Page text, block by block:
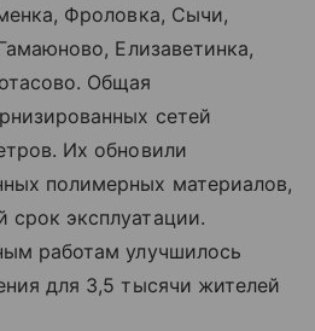
Фроловка, Сычи,
Елизаветинка,
Общая
сетей
Их обновили
полимерных материалов,
эксплуатации.
работам улучшилось
для 3,5 тысячи жителей